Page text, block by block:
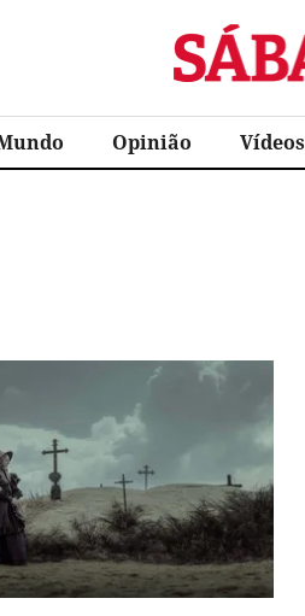
Sábado
Opinião Vídeos